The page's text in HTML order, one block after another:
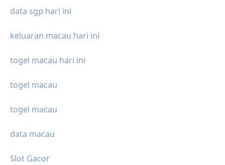
data sgp hari ini
keluaran macau hari ini
togel macau hari ini
togel macau
togel macau
data macau
Slot Gacor